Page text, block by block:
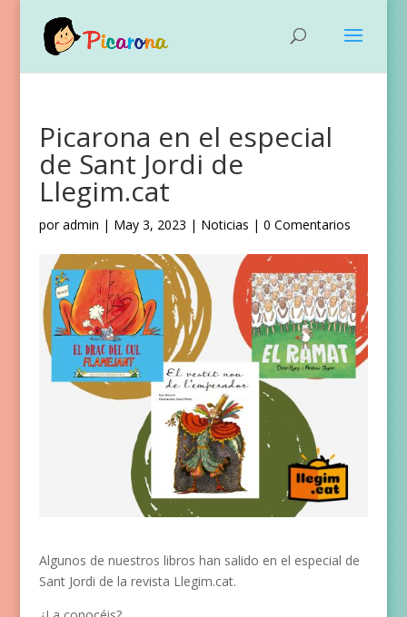
Picarona en el especial
de Sant Jordi de
Llegim.cat
poradmin | May 3, 2023 | Noticias | 0 Comentarios
Algunos de nuestros libros han salido en el especial de
Sant Jordi de la revista Llegim.cat.